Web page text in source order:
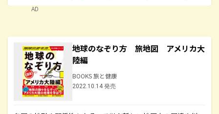
AD
地球のなぞり方 旅地図 アメリカ大
陸編
BOOKS 旅と健康
2022.10.14 発売